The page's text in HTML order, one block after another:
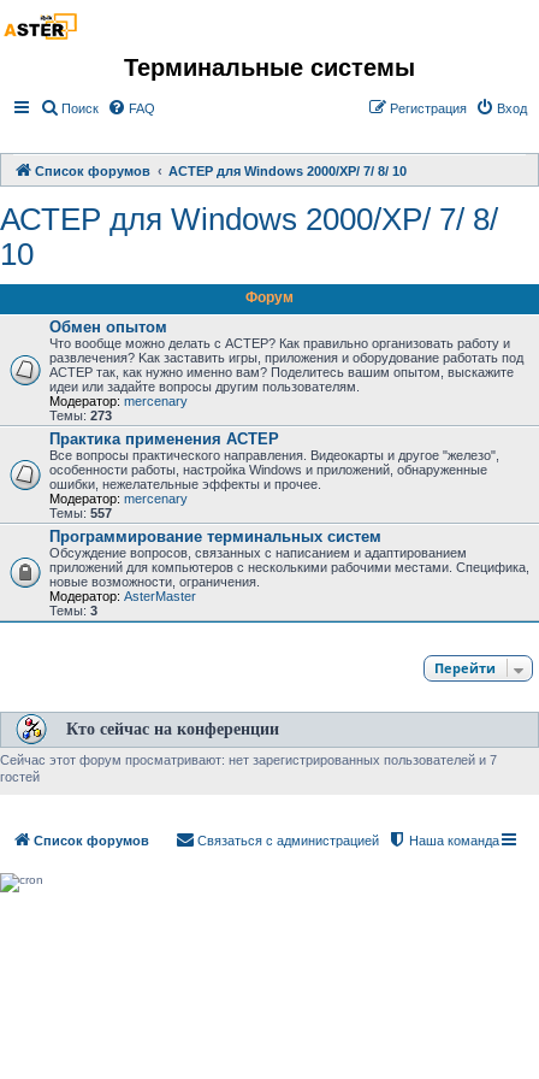
Терминальные системы
Поиск FAQ Вход
Регистрация
Список форумов АСТЕР для Windows 2000/XP/ 7/ 8/ 10
АСТЕР для Windows 2000/XP/ 7/ 8/
10
Форум
Обмен опытом
Что вообще можно делать с АСТЕР? Как правильно организовать работу и
развлечения? Kак заставить игры, приложения и оборудование работать под
АСТЕР так, как нужно именно вам? Поделитесь вашим опытом, выскажите
идеи или задайте вопросы другим пользователям.
Модератор: mercenary
Темы: 273
Практика применения АСТЕР
Все вопросы практического направления. Видеокарты и другое "железо",
особенности работы, настройка Windows и приложений, обнаруженные
ошибки, нежелательные эффекты и прочее.
Модератор: mercenary
Темы: 557
Программирование терминальных систем
Обсуждение вопросов, связанных с написанием и адаптированием
приложений для компьютеров с несколькими рабочими местами. Специфика,
новые возможности, ограничения.
Модератор: AsterMaster
Темы: 3
Перейти
Кто сейчас на конференции
Сейчас этот форум просматривают: нет зарегистрированных пользователей и 7
гостей
Список форумов Наша команда
Связаться с администрацией